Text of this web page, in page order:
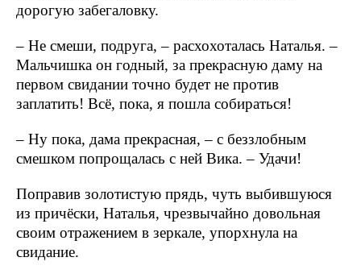
дорогую забегаловку.
– Не смеши, подруга, – расхохоталась Наталья. –
Мальчишка он годный, за прекрасную даму на
первом свидании точно будет не против
заплатить! Всё, пока, я пошла собираться!
– Ну пока, дама прекрасная, – с беззлобным
смешком попрощалась с ней Вика. – Удачи!
Поправив золотистую прядь, чуть выбившуюся
из причёски, Наталья, чрезвычайно довольная
своим отражением в зеркале, упорхнула на
свидание.